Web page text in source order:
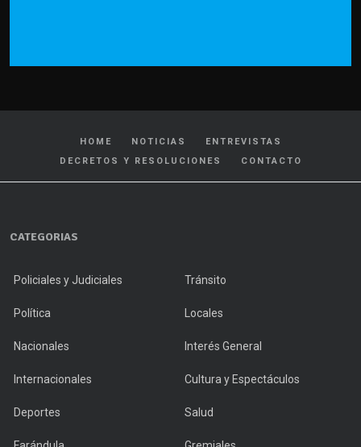
HOME NOTICIAS
ENTREVISTAS
DECRETOS Y RESOLUCIONES
CONTACTO
CATEGORIAS
Policiales y Judiciales Tránsito
Política Locales
Nacionales Interés General
Internacionales Cultura y Espectáculos
Deportes Salud